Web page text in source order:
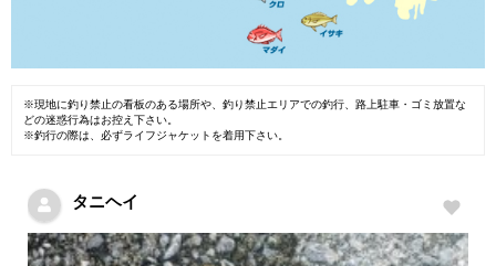
※現地に釣り禁止の看板のある場所や、釣り禁止エリアでの釣行、路上駐車・ゴミ放置な
どの迷惑行為はお控え下さい。
※釣行の際は、必ずライフジャケットを着用下さい。
タニヘイ